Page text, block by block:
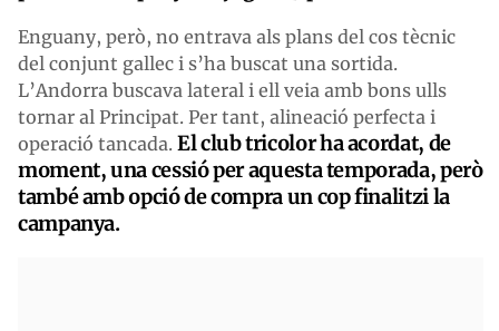
Enguany, però, no entrava als plans del cos tècnic
del conjunt gallec i s’ha buscat una sortida.
L’Andorra buscava lateral i ell veia amb bons ulls
tornar al Principat. Per tant, alineació perfecta i
operació tancada. El club tricolor ha acordat, de
moment, una cessió per aquesta temporada, però
també amb opció de compra un cop finalitzi la
campanya.